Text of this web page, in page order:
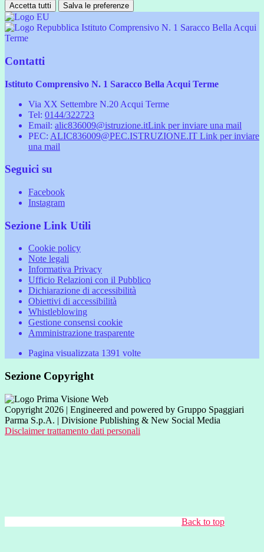
Accetta tutti Salva le preferenze
Istituto Comprensivo N. 1 Saracco Bella Acqui
Terme
Contatti
Istituto Comprensivo N. 1 Saracco Bella Acqui Terme
Via XX Settembre N.20 Acqui Terme
Tel: 0144/322723
Email: alic836009@istruzione.itLink per inviare una mail
PEC: ALIC836009@PEC.ISTRUZIONE.IT Link per inviare
una mail
Seguici su
Facebook
Instagram
Sezione Link Utili
Cookie policy
Note legali
Informativa Privacy
Ufficio Relazioni con il Pubblico
Dichiarazione di accessibilità
Obiettivi di accessibilità
Whistleblowing
Gestione consensi cookie
Amministrazione trasparente
Pagina visualizzata 1391 volte
Sezione Copyright
Copyright 2026 | Engineered and powered by Gruppo Spaggiari
Parma S.p.A. | Divisione Publishing & New Social Media
Disclaimer trattamento dati personali
Back to top